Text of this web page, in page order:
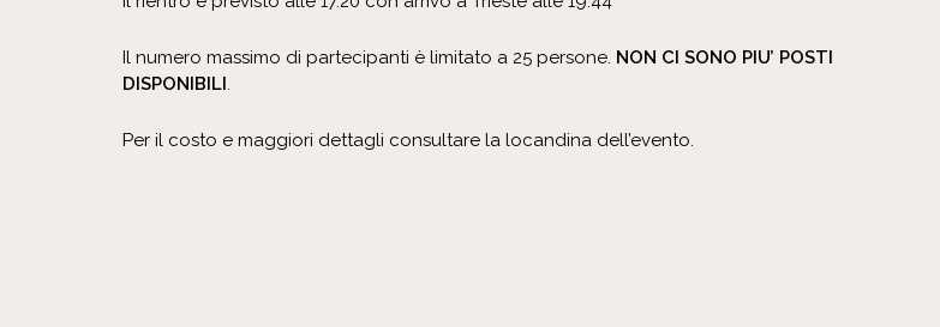
Il numero massimo di partecipanti è limitato a 25 persone. NON CI SONO PIU’ POSTI
DISPONIBILI.
Per il costo e maggiori dettagli consultare la locandina dell’evento.